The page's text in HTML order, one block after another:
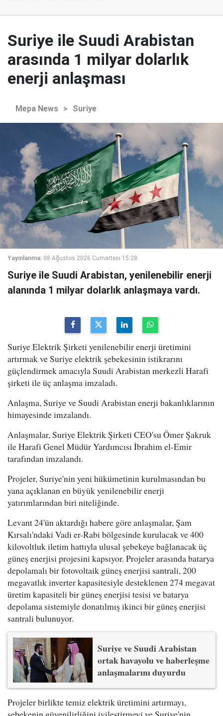
Suriye ile Suudi Arabistan
arasında 1 milyar dolarlık
enerji anlaşması
Mepa News > Suriye
Yayınlanma: 08 Ağustos 2026 Cumartesi 15:28
Suriye ile Suudi Arabistan, yenilenebilir enerji
alanında 1 milyar dolarlık anlaşmaya vardı.
Suriye Elektrik Şirketi yenilenebilir enerji üretimini
artırmak ve Suriye elektrik şebekesinin istikrarını
güçlendirmek amacıyla Suudi Arabistan merkezli Harafi
şirketi ile üç anlaşma imzaladı.
Anlaşma, Suriye ve Suudi Arabistan enerji bakanlıklarının
himayesinde imzalandı.
Anlaşmalar, Suriye Elektrik Şirketi CEO'su Ömer Şakruk
ile Harafi Genel Müdür Yardımcısı İbrahim el-Emir
tarafından imzalandı.
Projeler, Suriye'nin yeni hükümetinin kurulmasından bu
yana açıklanan en büyük yenilenebilir enerji
yatırımlarından biri niteliğinde.
Levant 24'ün aktardığı habere göre anlaşmalar, Şam
Kırsalı'ndaki Vadi er-Rabi bölgesinde kurulacak ve 400
kilovoltluk iletim hattıyla ulusal şebekeye bağlanacak üç
güneş enerjisi projesini kapsıyor. Projeler arasında batarya
depolamalı bir fotovoltaik güneş enerjisi santrali, 200
megavatlık inverter kapasitesiyle desteklenen 274 megavat
üretim kapasiteli bir güneş enerjisi tesisi ve batarya
depolama sistemiyle donatılmış ikinci bir güneş enerjisi
santrali bulunuyor.
Suriye ve Suudi Arabistan
ortak havayolu ve haberleşme
anlaşmalarını duyurdu
Projeler birlikte temiz elektrik üretimini artırmayı,